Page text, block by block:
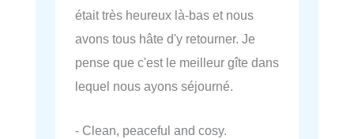
était très heureux là-bas et nous
avons tous hâte d'y retourner. Je
pense que c'est le meilleur gîte dans
lequel nous ayons séjourné.
- Clean, peaceful and cosy.